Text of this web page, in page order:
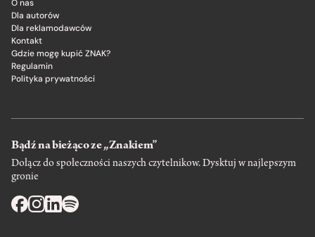
O nas
Dla autorów
Dla reklamodawców
Kontakt
Gdzie mogę kupić ZNAK?
Regulamin
Polityka prywatności
Bądź na bieżąco ze „Znakiem”
Dołącz do społeczności naszych czytelnikow. Dysktuj w najlepszym
gronie